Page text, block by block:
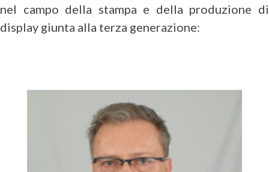
nel campo della stampa e della produzione di
display giunta alla terza generazione: